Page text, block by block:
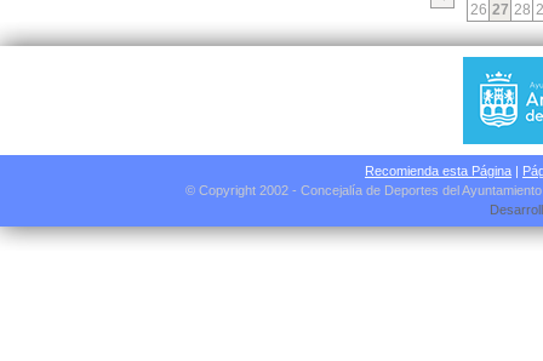
26 27 28
Recomienda esta Página |
© Copyright 2002 - Concejalía de Deportes del